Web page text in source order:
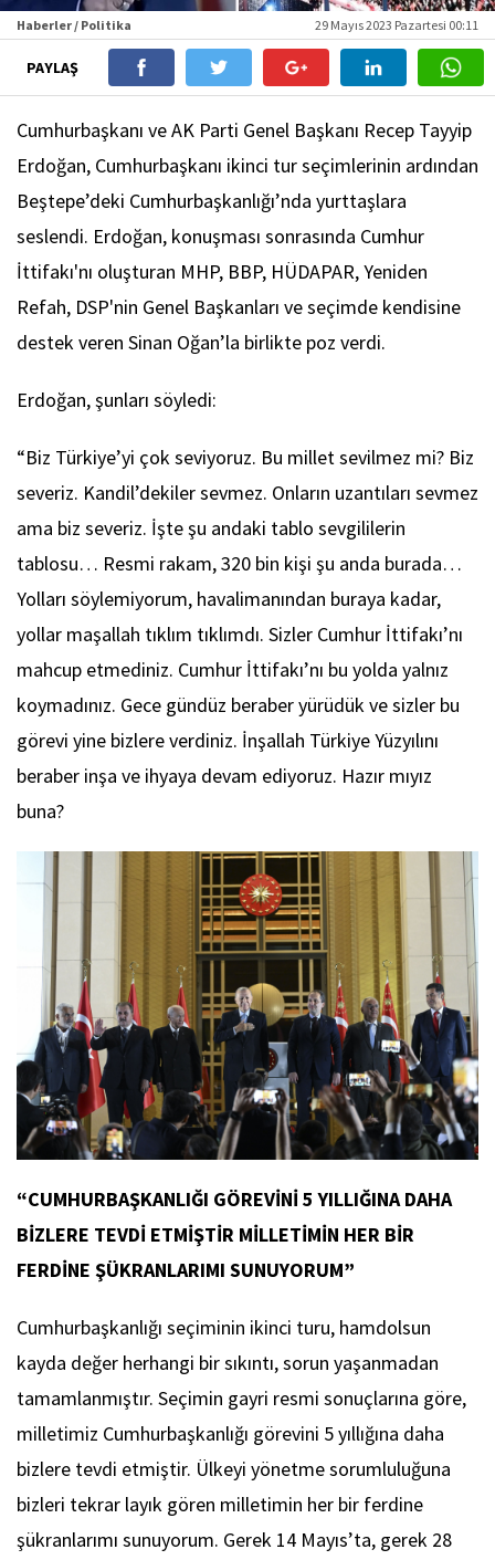
Haberler / Politika 29 Mayıs 2023 Pazartesi 00:11
PAYLAŞ
Cumhurbaşkanı ve AK Parti Genel Başkanı Recep Tayyip
Erdoğan, Cumhurbaşkanı ikinci tur seçimlerinin ardından
Beştepe’deki Cumhurbaşkanlığı’nda yurttaşlara
seslendi. Erdoğan, konuşması sonrasında Cumhur
İttifakı'nı oluşturan MHP, BBP, HÜDAPAR, Yeniden
Refah, DSP'nin Genel Başkanları ve seçimde kendisine
destek veren Sinan Oğan’la birlikte poz verdi.
Erdoğan, şunları söyledi:
“Biz Türkiye’yi çok seviyoruz. Bu millet sevilmez mi? Biz
severiz. Kandil’dekiler sevmez. Onların uzantıları sevmez
ama biz severiz. İşte şu andaki tablo sevgililerin
tablosu… Resmi rakam, 320 bin kişi şu anda burada…
Yolları söylemiyorum, havalimanından buraya kadar,
yollar maşallah tıklım tıklımdı. Sizler Cumhur İttifakı’nı
mahcup etmediniz. Cumhur İttifakı’nı bu yolda yalnız
koymadınız. Gece gündüz beraber yürüdük ve sizler bu
görevi yine bizlere verdiniz. İnşallah Türkiye Yüzyılını
beraber inşa ve ihyaya devam ediyoruz. Hazır mıyız
buna?
“CUMHURBAŞKANLIĞI GÖREVİNİ 5 YILLIĞINA DAHA
BİZLERE TEVDİ ETMİŞTİR MİLLETİMİN HER BİR
FERDİNE ŞÜKRANLARIMI SUNUYORUM”
Cumhurbaşkanlığı seçiminin ikinci turu, hamdolsun
kayda değer herhangi bir sıkıntı, sorun yaşanmadan
tamamlanmıştır. Seçimin gayri resmi sonuçlarına göre,
milletimiz Cumhurbaşkanlığı görevini 5 yıllığına daha
bizlere tevdi etmiştir. Ülkeyi yönetme sorumluluğuna
bizleri tekrar layık gören milletimin her bir ferdine
şükranlarımı sunuyorum. Gerek 14 Mayıs’ta, gerek 28